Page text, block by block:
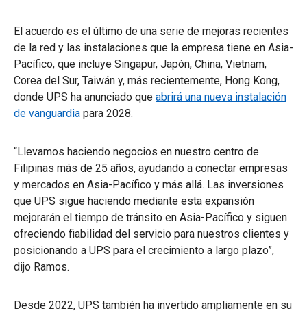
El acuerdo es el último de una serie de mejoras recientes
de la red y las instalaciones que la empresa tiene en Asia-
Pacífico, que incluye Singapur, Japón, China, Vietnam,
Corea del Sur, Taiwán y, más recientemente, Hong Kong,
donde UPS ha anunciado que abrirá una nueva instalación
de vanguardia para 2028.
“Llevamos haciendo negocios en nuestro centro de
Filipinas más de 25 años, ayudando a conectar empresas
y mercados en Asia-Pacífico y más allá. Las inversiones
que UPS sigue haciendo mediante esta expansión
mejorarán el tiempo de tránsito en Asia-Pacífico y siguen
ofreciendo fiabilidad del servicio para nuestros clientes y
posicionando a UPS para el crecimiento a largo plazo”,
dijo Ramos.
Desde 2022, UPS también ha invertido ampliamente en su